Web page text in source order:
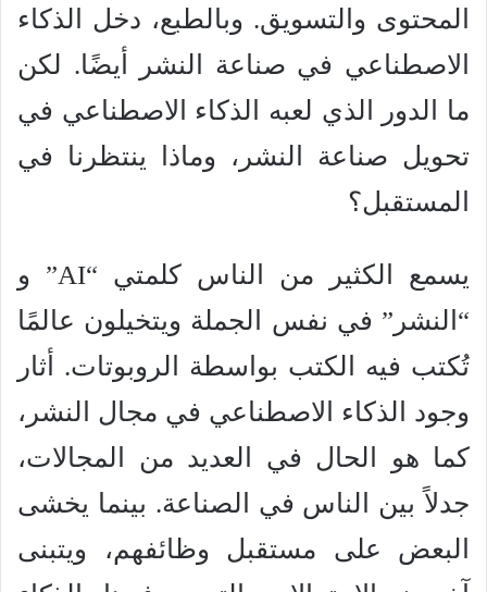
المحتوى والتسويق. وبالطبع، دخل الذكاء
الاصطناعي في صناعة النشر أيضًا. لكن
ما الدور الذي لعبه الذكاء الاصطناعي في
تحويل صناعة النشر، وماذا ينتظرنا في
المستقبل؟
يسمع الكثير من الناس كلمتي “AI” و
“النشر” في نفس الجملة ويتخيلون عالمًا
تُكتب فيه الكتب بواسطة الروبوتات. أثار
وجود الذكاء الاصطناعي في مجال النشر،
كما هو الحال في العديد من المجالات،
جدلاً بين الناس في الصناعة. بينما يخشى
البعض على مستقبل وظائفهم، ويتبنى